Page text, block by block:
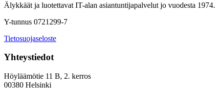
Älykkäät ja luotettavat IT-alan asiantuntijapalvelut jo vuodesta 1974.
Y-tunnus 0721299-7
Tietosuojaseloste
Yhteystiedot
Höyläämötie 11 B, 2. kerros
00380 Helsinki